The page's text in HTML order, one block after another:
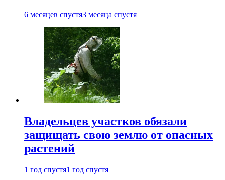
6 месяцев спустя3 месяца спустя
Владельцев участков обязали
защищать свою землю от опасных
растений
1 год спустя1 год спустя